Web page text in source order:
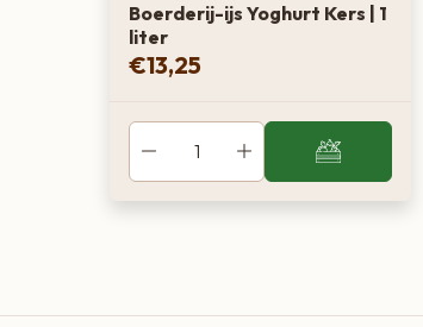
Boerderij-ijs Yoghurt Kers | 1
liter
€13,25